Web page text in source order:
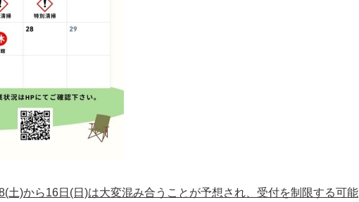
土)から16日(日)は大変混み合うことが予想され、受付を制限する可能